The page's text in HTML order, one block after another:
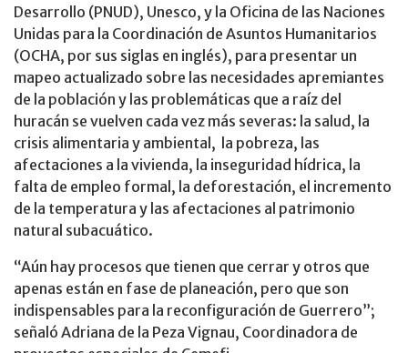
Desarrollo (PNUD), Unesco, y la Oficina de las Naciones
Unidas para la Coordinación de Asuntos Humanitarios
(OCHA, por sus siglas en inglés), para presentar un
mapeo actualizado sobre las necesidades apremiantes
de la población y las problemáticas que a raíz del
huracán se vuelven cada vez más severas: la salud, la
crisis alimentaria y ambiental, la pobreza, las
afectaciones a la vivienda, la inseguridad hídrica, la
falta de empleo formal, la deforestación, el incremento
de la temperatura y las afectaciones al patrimonio
natural subacuático.
“Aún hay procesos que tienen que cerrar y otros que
apenas están en fase de planeación, pero que son
indispensables para la reconfiguración de Guerrero”;
señaló Adriana de la Peza Vignau, Coordinadora de